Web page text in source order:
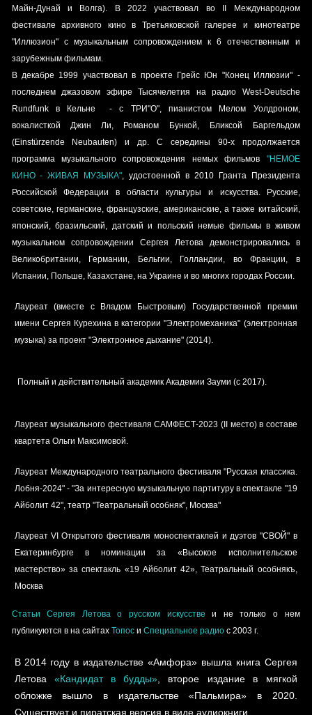
Майн-Дунай и Волга). В 2022 участвовал во II Международном
фестивале архивного кино в Третьяковской галерее и кинотеатре
"Иллюзион" с музыкальным сопровождением к 6 отечественным и
зарубежным фильмам.
В декабре 1999 участвовал в проекте Грейс Юн "Конец Иллюзии" -
последнем джазовом эфире Тысячелетия на радио West-Deutsche
Rundfunkв Кельне - с ТРИ"О", пианистом Мелом Уолдроном,
вокалисткой
Джин Ли , Романом Бункой, Бликсой Баргельдом
(Einstürzende Neubauten) и др. С середины 90-х продолжается
программа музыкального сопровождения немых фильмов "НЕМОЕ
КИНО - ЖИВАЯ МУЗЫКА", удостоенной в 2010 Гранта Президента
Российской Федерации в области культуры и искусства
советские, германские, французские, американские, а также китайский,
японский, бразильский, датский и польский немые фильмы в живом
музыкальном сопровождении Сергея Летова демонстрировались в
Великобритании, Германии, Бельгии, Голландии, во Франции, в
Испании, Польше, Казахстане, на Украине и во многих городах России.
Лауреат (вместе с Владом Быстровым)
Государственной премии
имени Сергея Курехинав категории "Электромеханика" (электронная
музыка) за проект "Электронное дыхание" (2014).
Полный и действительный академик Академии Зауми (с 2017).
Лауреат музыкального фестиваля САМФЕСТ-2023 (II место) в составе
квартета Ольги Максимовой.
Лауреат Международного театрального фестиваля "Русская классика.
Лобня-2024" - "За интересную музыкальную партитуру в спектакле "19
Айболит 42", театр "Театральный особняк", Москва"
Лауреат VI Открытого фестиваля моноспектаклей и дуэтов "СВОЙ" в
Екатеринбурге в номинации за «Высокое исполнительское
мастерство» за спектакль «19 Айболит 42», Театральный особнякъ,
Москва
Статьи Сергея Летова о русском искусстве и не только о нем
публикуются в на сайтах Топоси Специальное радиос 2003 г.
В 2014 году в издательстве «Амфора» вышла книга Сергея
Летова «Кандидат в будды», второе издание в мягкой
обложке вышло в издательстве «Пальмира» в 2020.
Существует и пиратская версия в виде аудиокниги